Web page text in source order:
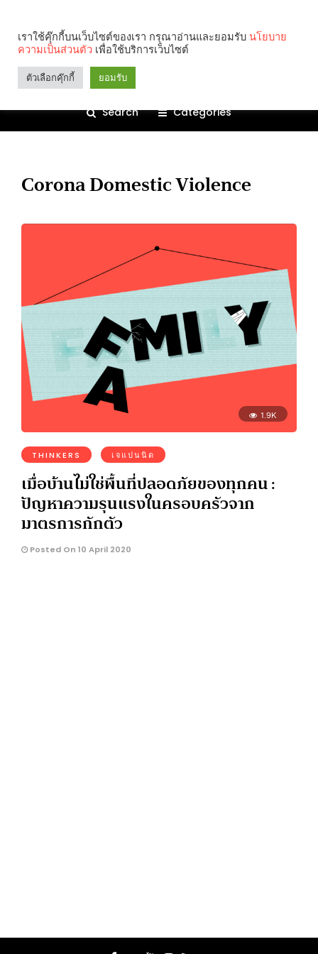
Search Categories
Corona Domestic Violence
1.9K
THINKERS เจแปนนิด
เมื่อบ้านไม่ใช่พื้นที่ปลอดภัยของทุกคน :
ปัญหาความรุนแรงในครอบครัวจาก
มาตรการกักตัว
Posted On 10 April 2020
เราใช้คุ๊กกี้บนเว็บไซต์ของเรา กรุณาอ่านและยอมรับ นโยบาย
ความเป็นส่วนตัว เพื่อใช้บริการเว็บไซต์
ตัวเลือกคุ๊กกี้ ยอมรับ